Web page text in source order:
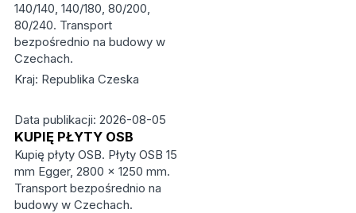
140/140, 140/180, 80/200,
80/240. Transport
bezpośrednio na budowy w
Czechach.
Kraj: Republika Czeska
Data publikacji: 2026-08-05
KUPIĘ PŁYTY OSB
Kupię płyty OSB. Płyty OSB 15
mm Egger, 2800 × 1250 mm.
Transport bezpośrednio na
budowy w Czechach.